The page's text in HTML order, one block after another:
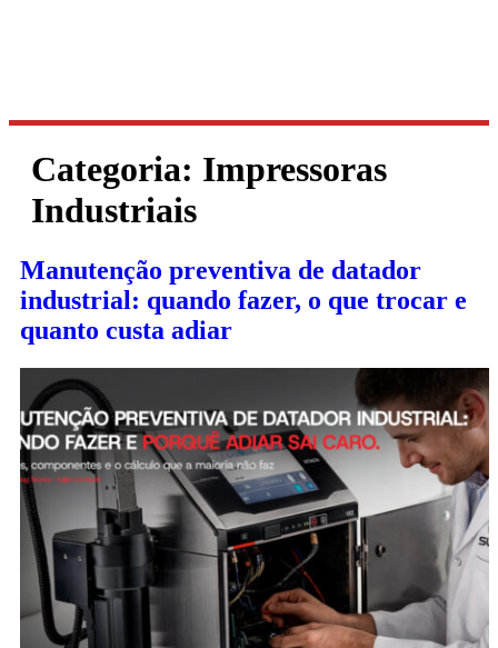
Categoria: Impressoras
Industriais
Manutenção preventiva de datador
industrial: quando fazer, o que trocar e
quanto custa adiar